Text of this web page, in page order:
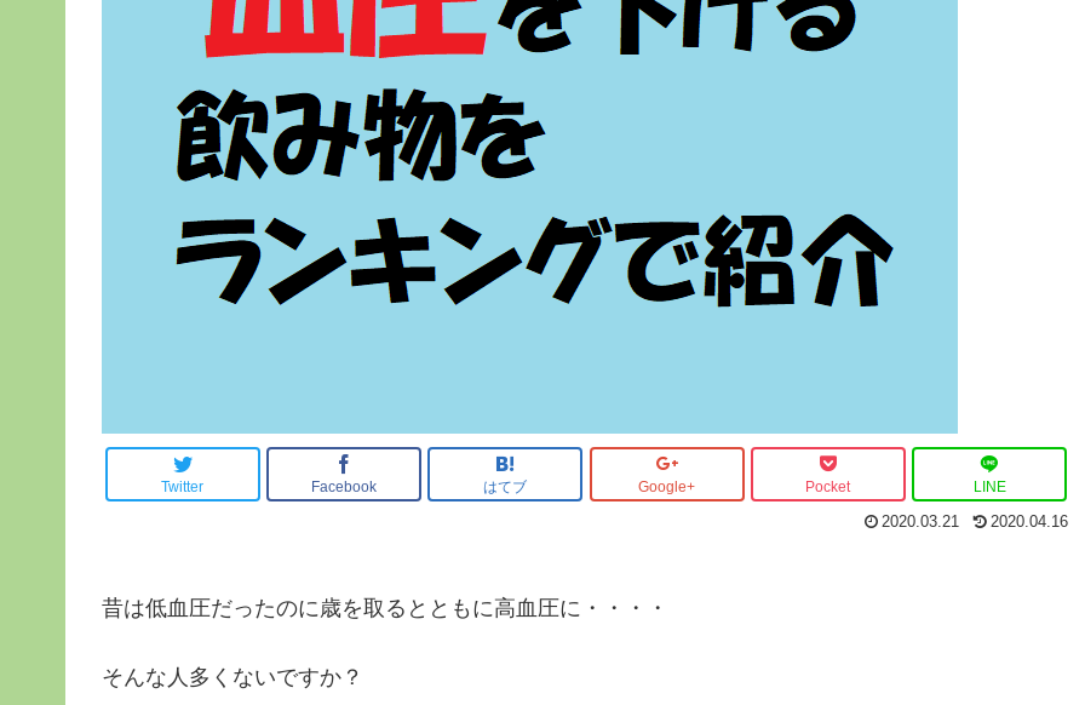
Twitter Facebook はてブ Google+ Pocket LINE
2020.03.21 2020.04.16
昔は低血圧だったのに歳を取るとともに高血圧に・・・・
そんな人多くないですか？